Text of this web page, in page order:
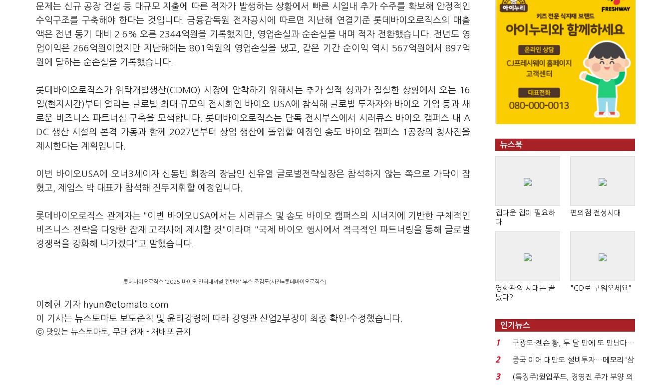
문제는 신규 공장 건설 등 대규모 지출에 따른 적자가 발생하는 상황에서 빠른 시일내 추가 수주를 확보해 안정적인
수익구조를 구축해야 한다는 것입니다. 금융감독원 전자공시에 따르면 지난해 연결기준 롯데바이오로직스의 매출
액은 전년 동기 대비 2.6% 오른 2344억원을 기록했지만, 영업손실과 순손실을 내며 적자 전환했습니다. 전년도 영
업이익은 266억원이었지만 지난해에는 801억원의 영업손실을 냈고, 같은 기간 순이익 역시 567억원에서 897억
원에 달하는 순손실을 기록했습니다.
롯데바이오로직스가 위탁개발생산(CDMO) 시장에 안착하기 위해서는 추가 실적 성과가 절실한 상황에서 오는 16
일(현지시간)부터 열리는 글로벌 최대 규모의 전시회인 바이오 USA에 참석해 글로벌 투자자와 바이오 기업 등과 새
로운 비즈니스 파트너십 구축을 모색합니다. 롯데바이오로직스는 단독 전시부스에서 시러큐스 바이오 캠퍼스 내 A
DC 생산 시설의 본격 가동과 함께 2027년부터 상업 생산에 돌입할 예정인 송도 바이오 캠퍼스 1공장의 청사진을
제시한다는 계획입니다.
이번 바이오USA에 오너3세이자 신동빈 회장의 장남인 신유열 글로벌전략실장은 참석하지 않는 쪽으로 가닥이 잡
혔고, 제임스 박 대표가 참석해 진두지휘할 예정입니다.
롯데바이오로직스 관계자는 "이번 바이오USA에서는 시러큐스 및 송도 바이오 캠퍼스의 시너지에 기반한 구체적인
비즈니스 전략을 다양한 잠재 고객사에 제시할 것"이라며 "국제 바이오 행사에서 적극적인 파트너링을 통해 글로벌
경쟁력을 강화해 나가겠다"고 말했습니다.
롯데바이오로직스 '2025 바이오 인터내셔널 컨벤션' 부스 조감도(사진=롯데바이오로직스)
이혜현 기자 hyun@etomato.com
이 기사는 뉴스토마토 보도준칙 및 윤리강령에 따라 강영관 산업2부장이 최종 확인·수정했습니다.
ⓒ 맛있는 뉴스토마토, 무단 전재 - 재배포 금지
뉴스북
집다운 집이 필요하
다
편의점 전성시대
영화관의 시대는 끝
났다?
"CD로 구워오세요"
인기뉴스
1
구광모-젠슨 황, 두 달 만에 또 만난다…
로봇·AI 등 논...
2
중국 이어 대만도 설비투자…메모리 ‘삼
국전쟁’
3
(특징주)윙입푸드, 경영진 주가 부양 의